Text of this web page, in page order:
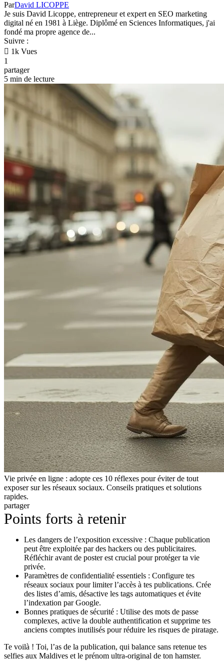
ParDavid LICOPPE
Je suis David Licoppe, entrepreneur et expert en SEO marketing
digital né en 1981 à Liège. Diplômé en Sciences Informatiques, j'ai
fondé ma propre agence de...
Suivre :
1k Vues
1
partager
5 min de lecture
Vie privée en ligne : adopte ces 10 réflexes pour éviter de tout
exposer sur les réseaux sociaux. Conseils pratiques et solutions
rapides.
partager
Points forts à retenir
Les dangers de l’exposition excessive : Chaque publication
peut être exploitée par des hackers ou des publicitaires.
Réfléchir avant de poster est crucial pour protéger ta vie
privée.
Paramètres de confidentialité essentiels : Configure tes
réseaux sociaux pour limiter l’accès à tes publications. Crée
des listes d’amis, désactive les tags automatiques et évite
l’indexation par Google.
Bonnes pratiques de sécurité : Utilise des mots de passe
complexes, active la double authentification et supprime tes
anciens comptes inutilisés pour réduire les risques de piratage.
Te voilà ! Toi, l’as de la publication, qui balance sans retenue tes
selfies aux Maldives et le prénom ultra-original de ton hamster.